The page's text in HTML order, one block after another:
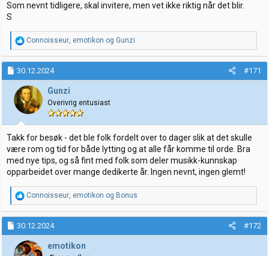
Som nevnt tidligere, skal invitere, men vet ikke riktig når det blir.
S
R
e
a
k
s
j
o
n
e
r
:
Connoisseur, emotikon og Gunzi
30.12.2024 #171
Gunzi
Overivrig entusiast
Takk for besøk - det ble folk fordelt over to dager slik at det skulle
være rom og tid for både lytting og at alle får komme til orde. Bra
med nye tips, og så fint med folk som deler musikk-kunnskap
opparbeidet over mange dedikerte år. Ingen nevnt, ingen glemt!
R
e
a
k
s
j
o
Connoisseur, emotikon og Bonus
30.12.2024 #172
emotikon